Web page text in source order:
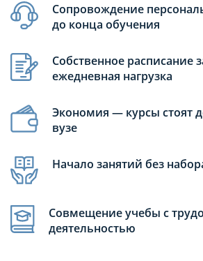
Сопровождение
до конца обучения
Собственное расписание
ежедневная нагрузка
Экономия — курсы стоят
вузе
Начало занятий без
Совмещение учебы с
деятельностью